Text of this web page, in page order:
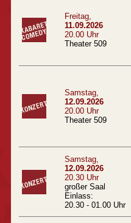
Freitag,
11.09.2026
20.00 Uhr
Theater 509
Samstag,
12.09.2026
20.00 Uhr
Theater 509
Samstag,
12.09.2026
20.30 Uhr
großer Saal
Einlass:
20.30 - 01.00 Uhr